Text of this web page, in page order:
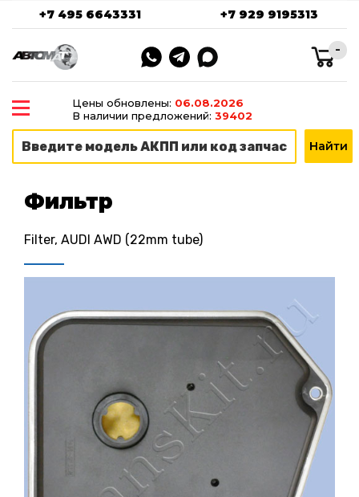
+7 495 6643331 +7 929 9195313
-
Цены обновлены: 06.08.2026
В наличии предложений: 39402
Фильтр
Filter, AUDI AWD (22mm tube)